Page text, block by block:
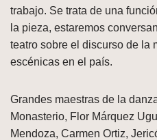
trabajo. Se trata de una
la pieza, estaremos
teatro sobre el discurso de la
escénicas en el país.
Grandes maestras de la
Monasterio, Flor Márquez
Mendoza, Carmen Ortiz,